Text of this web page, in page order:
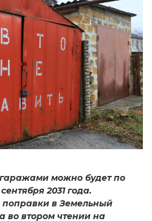
можно будет по
2031 года.
поправки в Земельный
во втором чтении на